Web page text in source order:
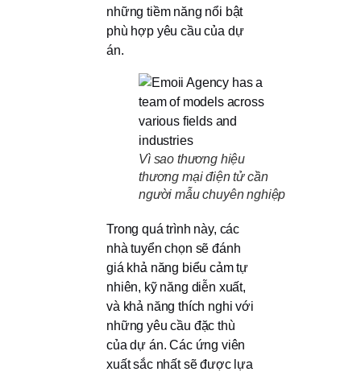
những tiềm năng nổi bật
phù hợp yêu cầu của dự
án.
Vì sao thương hiệu
thương mại điện tử cần
người mẫu chuyên nghiệp
Trong quá trình này, các
nhà tuyển chọn sẽ đánh
giá khả năng biểu cảm tự
nhiên, kỹ năng diễn xuất,
và khả năng thích nghi với
những yêu cầu đặc thù
của dự án. Các ứng viên
xuất sắc nhất sẽ được lựa